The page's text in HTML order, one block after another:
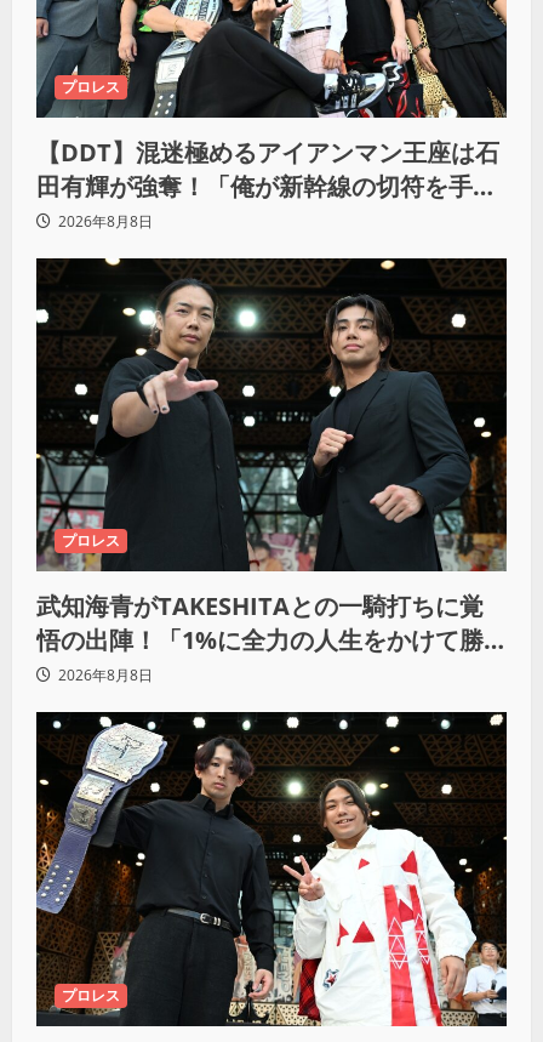
プロレス
【DDT】混迷極めるアイアンマン王座は石
田有輝が強奪！「俺が新幹線の切符を手に
入れるからな！逃げ切るぞ」
2026年8月8日
プロレス
武知海青がTAKESHITAとの一騎打ちに覚
悟の出陣！「1%に全力の人生をかけて勝
ちにいきたい」
2026年8月8日
プロレス